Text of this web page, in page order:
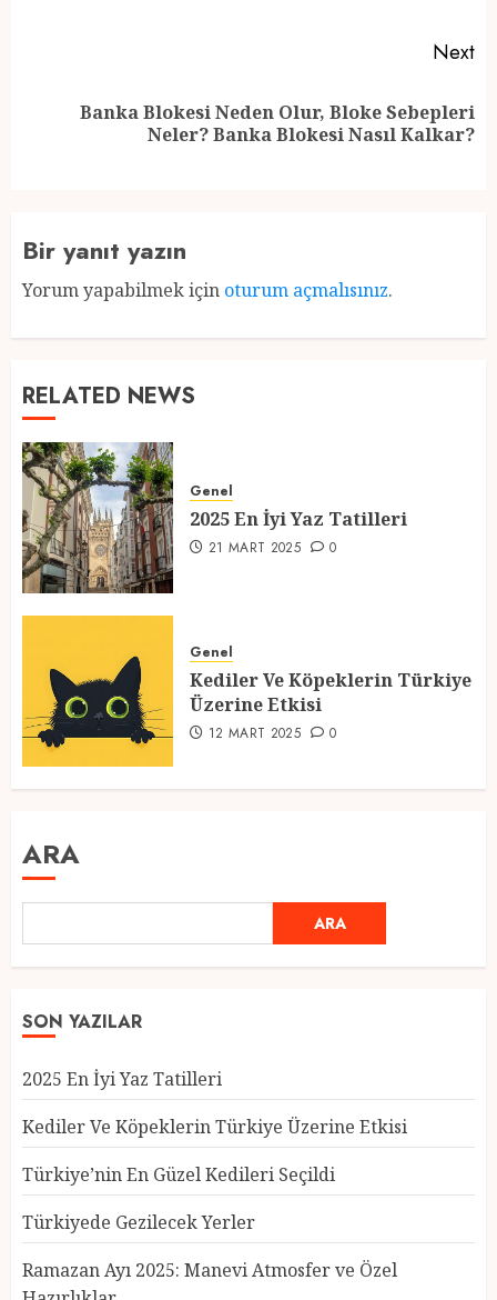
Next
Banka Blokesi Neden Olur, Bloke Sebepleri
Neler? Banka Blokesi Nasıl Kalkar?
Bir yanıt yazın
Yorum yapabilmek için oturum açmalısınız.
RELATED NEWS
Genel
2025 En İyi Yaz Tatilleri
21 MART 2025 0
Genel
Kediler Ve Köpeklerin Türkiye
Üzerine Etkisi
12 MART 2025 0
ARA
ARA
SON YAZILAR
2025 En İyi Yaz Tatilleri
Kediler Ve Köpeklerin Türkiye Üzerine Etkisi
Türkiye’nin En Güzel Kedileri Seçildi
Türkiyede Gezilecek Yerler
Ramazan Ayı 2025: Manevi Atmosfer ve Özel
Türkiye’nin En Güzel Kedileri
Seçildi
12 MART 2025